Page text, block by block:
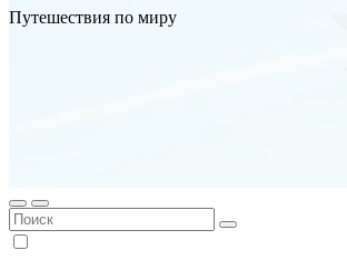
Путешествия по миру